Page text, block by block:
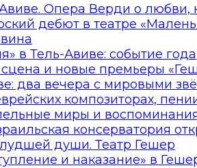
Опера Верди о любви,
дебют в театре
в Тель-Авиве: событие года
и новые премьеры
два вечера с мировыми
композиторах,
миры и
консерватория
души. Театр Гешер
и наказание» в